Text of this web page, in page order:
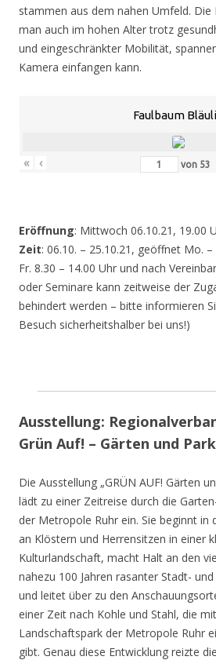
stammen aus dem nahen Umfeld. Die
man auch im hohen Alter trotz
und eingeschränkter Mobilität,
Kamera einfangen kann.
Faulbaum
« ‹ von 53
Eröffnung: Mittwoch 06.10.21, 19.00
Zeit: 06.10. – 25.10.21, geöffnet Mo.
Fr. 8.30 – 14.00 Uhr und nach
oder Seminare kann zeitweise der
behindert werden – bitte informieren
Besuch sicherheitshalber bei uns!)
Ausstellung:
Grün Auf! – Gärten und
Die Ausstellung „GRÜN AUF! Gärten
lädt zu einer Zeitreise durch die
der Metropole Ruhr ein. Sie beginnt in
an Klöstern und Herrensitzen in einer
Kulturlandschaft, macht Halt an den
nahezu 100 Jahren rasanter Stadt-
und leitet über zu den
einer Zeit nach Kohle und Stahl, die
Landschaftspark der Metropole Ruhr
gibt. Genau diese Entwicklung reizte